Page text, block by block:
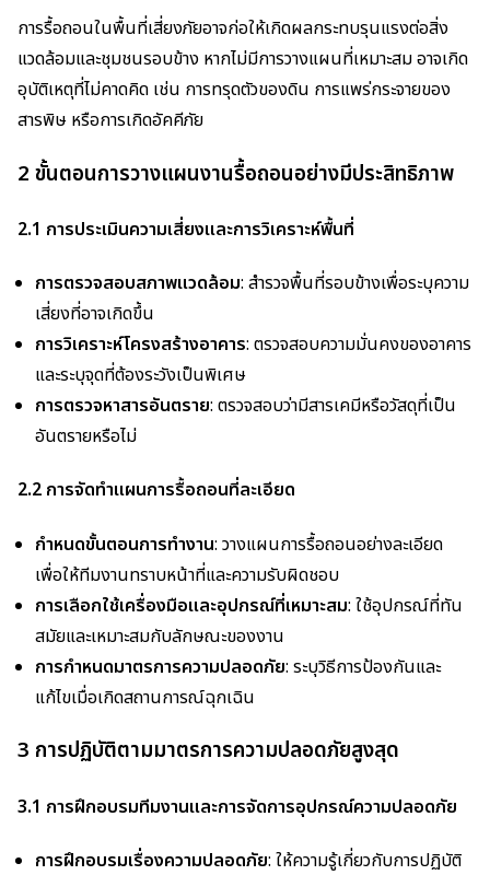
การรื้อถอนในพื้นที่เสี่ยงภัยอาจก่อให้เกิดผลกระทบรุนแรงต่อสิ่ง
แวดล้อมและชุมชนรอบข้าง หากไม่มีการวางแผนที่เหมาะสม อาจเกิด
อุบัติเหตุที่ไม่คาดคิด เช่น การทรุดตัวของดิน การแพร่กระจายของ
สารพิษ หรือการเกิดอัคคีภัย
2 ขั้นตอนการวางแผนงานรื้อถอนอย่างมีประสิทธิภาพ
2.1 การประเมินความเสี่ยงและการวิเคราะห์พื้นที่
การตรวจสอบสภาพแวดล้อม: สำรวจพื้นที่รอบข้างเพื่อระบุความ
เสี่ยงที่อาจเกิดขึ้น
การวิเคราะห์โครงสร้างอาคาร: ตรวจสอบความมั่นคงของอาคาร
และระบุจุดที่ต้องระวังเป็นพิเศษ
การตรวจหาสารอันตราย: ตรวจสอบว่ามีสารเคมีหรือวัสดุที่เป็น
อันตรายหรือไม่
2.2 การจัดทำแผนการรื้อถอนที่ละเอียด
กำหนดขั้นตอนการทำงาน: วางแผนการรื้อถอนอย่างละเอียด
เพื่อให้ทีมงานทราบหน้าที่และความรับผิดชอบ
การเลือกใช้เครื่องมือและอุปกรณ์ที่เหมาะสม: ใช้อุปกรณ์ที่ทัน
สมัยและเหมาะสมกับลักษณะของงาน
การกำหนดมาตรการความปลอดภัย: ระบุวิธีการป้องกันและ
แก้ไขเมื่อเกิดสถานการณ์ฉุกเฉิน
3 การปฏิบัติตามมาตรการความปลอดภัยสูงสุด
3.1 การฝึกอบรมทีมงานและการจัดการอุปกรณ์ความปลอดภัย
การฝึกอบรมเรื่องความปลอดภัย: ให้ความรู้เกี่ยวกับการปฏิบัติ